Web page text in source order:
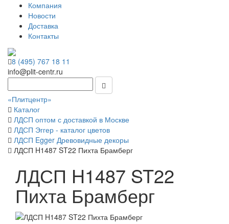
Компания
Новости
Доставка
Контакты
8 (495) 767 18 11
info@plit-centr.ru
«Плитцентр»
Каталог
ЛДСП оптом с доставкой в Москве
ЛДСП Эггер - каталог цветов
ЛДСП Egger Древовидные декоры
ЛДСП H1487 ST22 Пихта Брамберг
ЛДСП H1487 ST22
Пихта Брамберг